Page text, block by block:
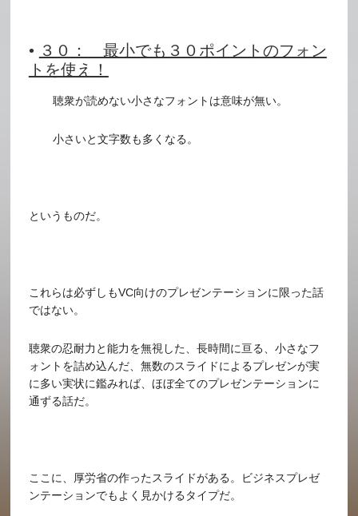
• ３０： 最小でも３０ポイントのフォン
トを使え！
聴衆が読めない小さなフォントは意味が無い。
小さいと文字数も多くなる。
というものだ。
これらは必ずしもVC向けのプレゼンテーションに限った話
ではない。
聴衆の忍耐力と能力を無視した、長時間に亘る、小さなフ
ォントを詰め込んだ、無数のスライドによるプレゼンが実
に多い実状に鑑みれば、ほぼ全てのプレゼンテーションに
通ずる話だ。
ここに、厚労省の作ったスライドがある。ビジネスプレゼ
ンテーションでもよく見かけるタイプだ。